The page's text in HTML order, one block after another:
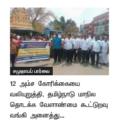
சமுதாயப் பார்வை
12 அம்ச கோரிக்கையை
வலியுறுத்தி, தமிழ்நாடு மாநில
தொடக்க வேளாண்மை கூட்டுறவு
வங்கி அனைத்து...